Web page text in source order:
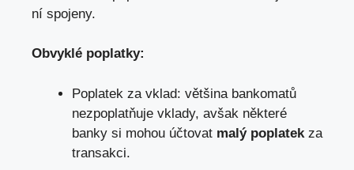
ní spojeny.
Obvyklé poplatky:
Poplatek za vklad: většina bankomatů
nezpoplatňuje vklady, avšak některé
banky si mohou účtovat malý poplatek za
transakci.